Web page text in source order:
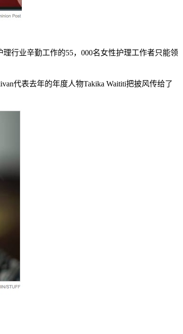
行业辛勤工作的55，000名女性护理工作者只能领
代表去年的年度人物Takika Waititi把披风传给了